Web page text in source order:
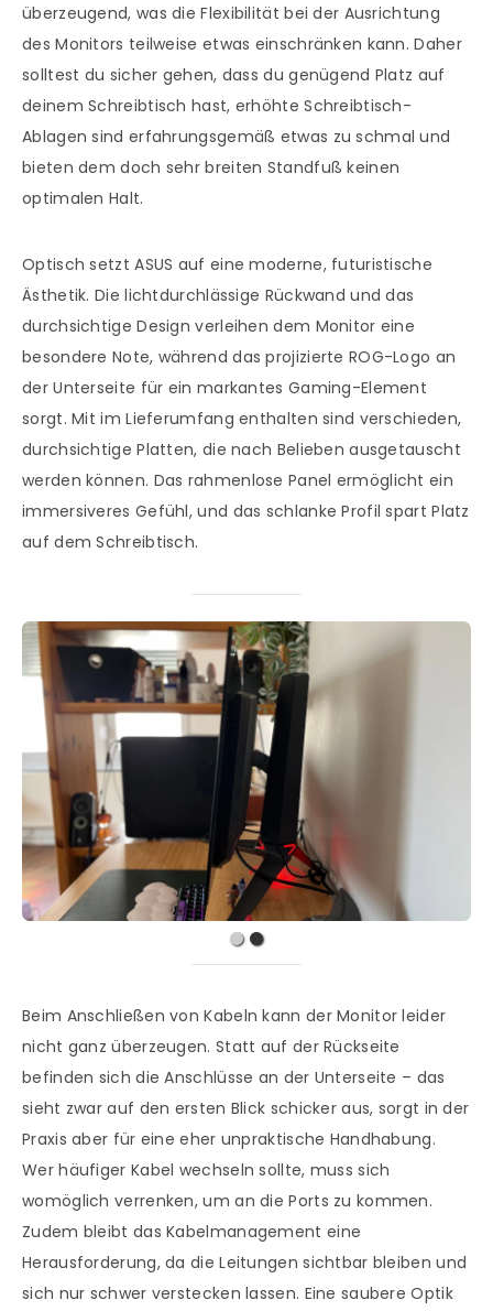
überzeugend, was die Flexibilität bei der Ausrichtung
des Monitors teilweise etwas einschränken kann. Daher
solltest du sicher gehen, dass du genügend Platz auf
deinem Schreibtisch hast, erhöhte Schreibtisch-
Ablagen sind erfahrungsgemäß etwas zu schmal und
bieten dem doch sehr breiten Standfuß keinen
optimalen Halt.
Optisch setzt ASUS auf eine moderne, futuristische
Ästhetik. Die lichtdurchlässige Rückwand und das
durchsichtige Design verleihen dem Monitor eine
besondere Note, während das projizierte ROG-Logo an
der Unterseite für ein markantes Gaming-Element
sorgt. Mit im Lieferumfang enthalten sind verschieden,
durchsichtige Platten, die nach Belieben ausgetauscht
werden können. Das rahmenlose Panel ermöglicht ein
immersiveres Gefühl, und das schlanke Profil spart Platz
auf dem Schreibtisch.
Beim Anschließen von Kabeln kann der Monitor leider
nicht ganz überzeugen. Statt auf der Rückseite
befinden sich die Anschlüsse an der Unterseite – das
sieht zwar auf den ersten Blick schicker aus, sorgt in der
Praxis aber für eine eher unpraktische Handhabung.
Wer häufiger Kabel wechseln sollte, muss sich
womöglich verrenken, um an die Ports zu kommen.
Zudem bleibt das Kabelmanagement eine
Herausforderung, da die Leitungen sichtbar bleiben und
sich nur schwer verstecken lassen. Eine saubere Optik